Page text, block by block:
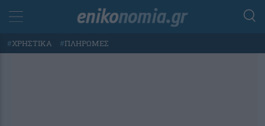
#ΧΡΗΣΤΙΚΑ #ΠΛΗΡΩΜΕΣ